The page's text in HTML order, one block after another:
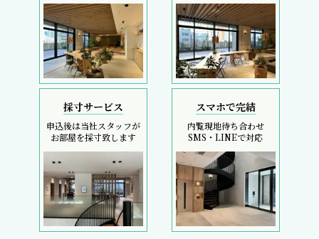
採寸サービス
申込後は当社スタッフが
お部屋を採寸致します
スマホで完結
内覧現地待ち合わせ
SMS・LINEで対応